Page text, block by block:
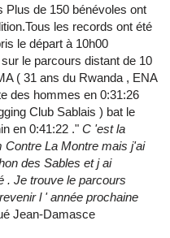
Plus de 150 bénévoles ont
les records ont été
le départ à 10h00
le parcours distant de 10
( 31 ans du Rwanda , ENA
des hommes en 0:31:26
Club Sablais ) bat le
en 0:41:22 ." C 'est la
Contre La Montre mais j'ai
des Sables et j ai
. Je trouve le parcours
l ' année prochaine
Jean-Damasce